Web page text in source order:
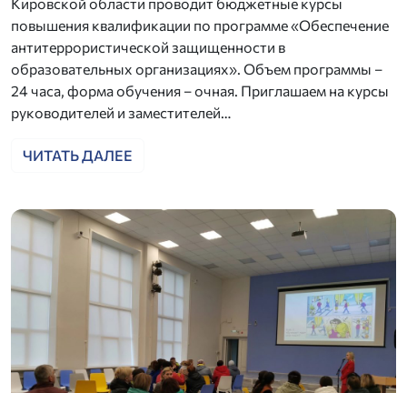
повышения квалификации по программе «Обеспечение
антитеррористической защищенности в
образовательных организациях». Объем программы –
24 часа, форма обучения – очная. Приглашаем на курсы
руководителей и заместителей…
ЧИТАТЬ ДАЛЕЕ